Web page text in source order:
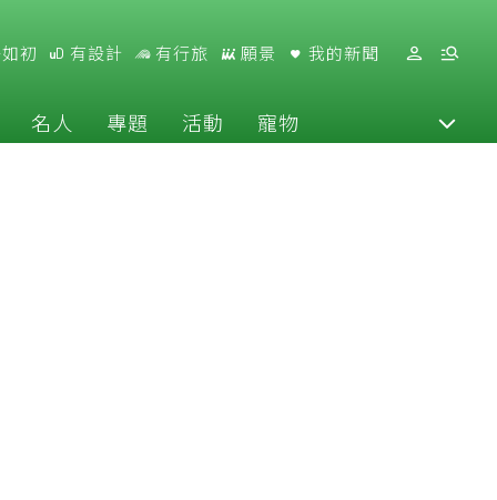
初 有設計 有行旅 願景 我的新聞
名人 專題 活動 寵物